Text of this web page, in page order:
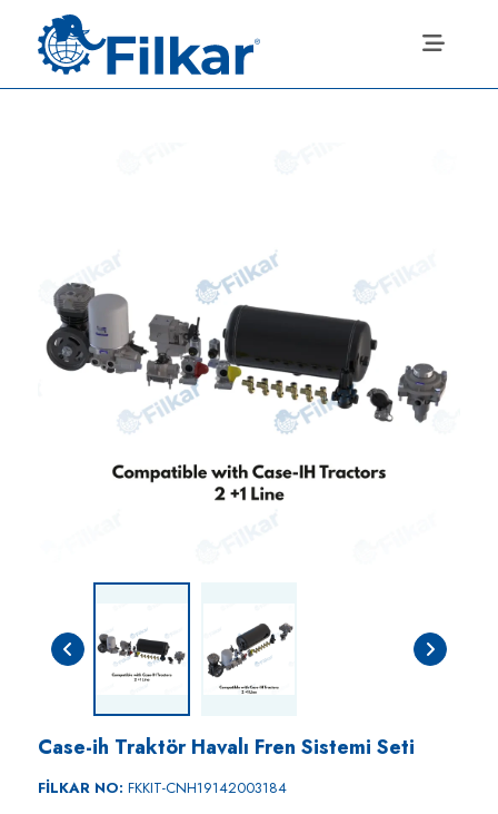
Case-ih Traktör Havalı Fren Sistemi Seti
FİLKAR NO: FKKIT-CNH19142003184